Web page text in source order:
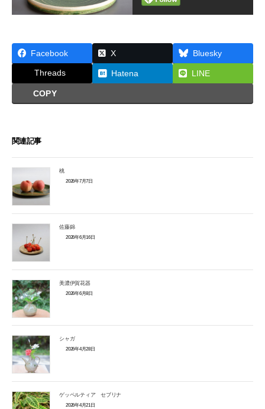
Facebook X Bluesky
Threads Hatena LINE
COPY
関連記事
桃
2026年7月7日
佐藤錦
2026年6月16日
美濃伊賀花器
2026年6月8日
シャガ
2026年4月28日
ゲッペルティア セブリナ
2026年4月21日